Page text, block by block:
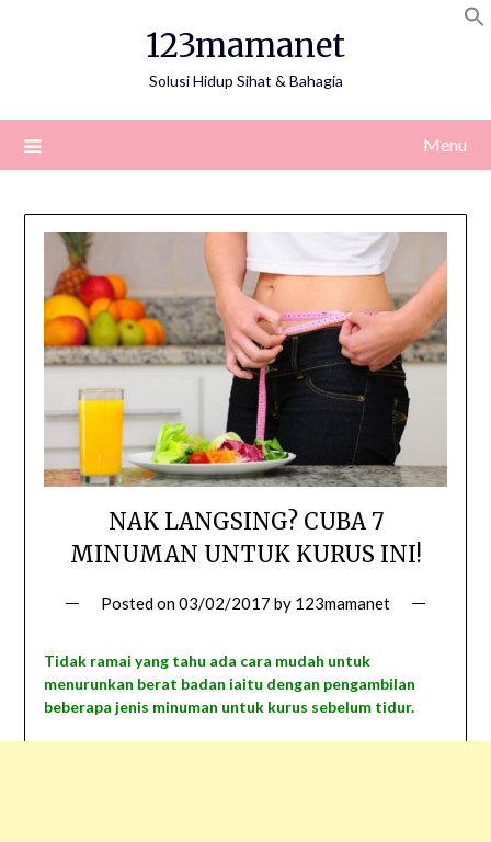
123mamanet
Solusi Hidup Sihat & Bahagia
Menu
NAK LANGSING? CUBA 7
MINUMAN UNTUK KURUS INI!
Posted on03/02/2017 by 123mamanet
Tidak ramai yang tahu ada cara mudah untuk
menurunkan berat badan iaitu dengan pengambilan
beberapa jenis minuman untuk kurus sebelum tidur.